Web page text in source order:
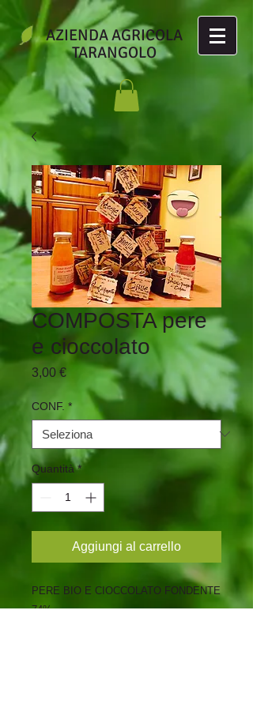
AZIENDA AGRICOLA
TARANGOLO
COMPOSTA pere
e cioccolato
3,00 €Prezzo
CONF. *
Quantità *
Aggiungi al carrello
PERE BIO E CIOCCOLATO FONDENTE
74%